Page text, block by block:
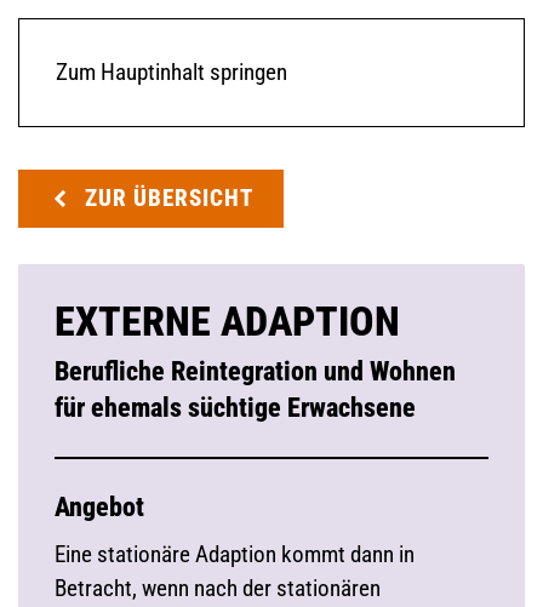
Zum Hauptinhalt springen
ZUR ÜBERSICHT
EXTERNE ADAPTION
Berufliche Reintegration und Wohnen
für ehemals süchtige Erwachsene
Angebot
Eine stationäre Adaption kommt dann in
Betracht, wenn nach der stationären